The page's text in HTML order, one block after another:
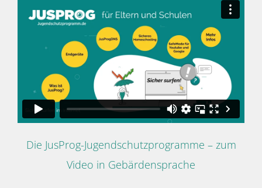
Die JusProg-Jugendschutzprogramme – zum
Video in Gebärdensprache